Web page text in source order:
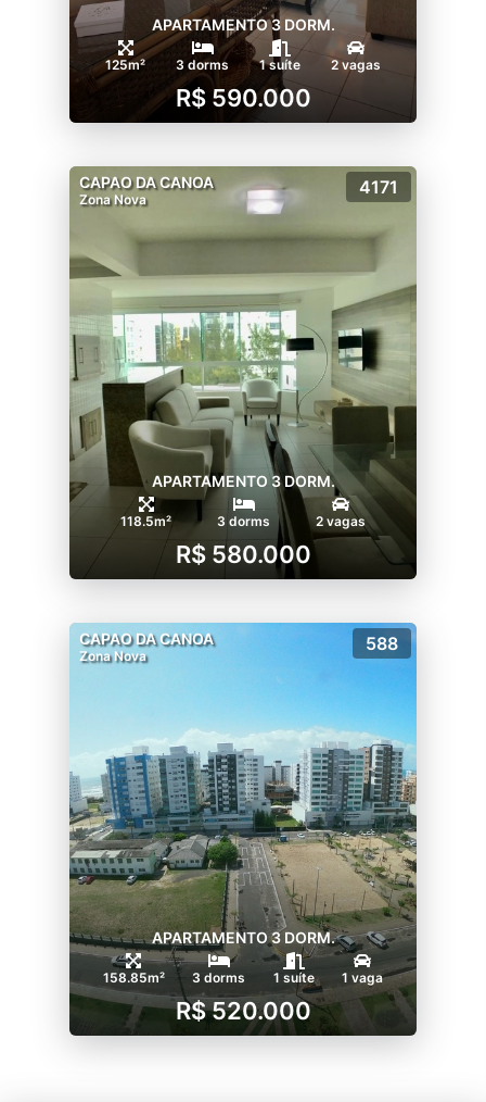
APARTAMENTO 3 DORM.
125m² 3 dorms 1 suíte 2 vagas
R$ 590.000
CAPAO DA CANOA
Zona Nova
4171
APARTAMENTO 3 DORM.
118.5m² 3 dorms 2 vagas
R$ 580.000
CAPAO DA CANOA
Zona Nova
588
APARTAMENTO 3 DORM.
158.85m² 3 dorms 1 suíte 1 vaga
R$ 520.000